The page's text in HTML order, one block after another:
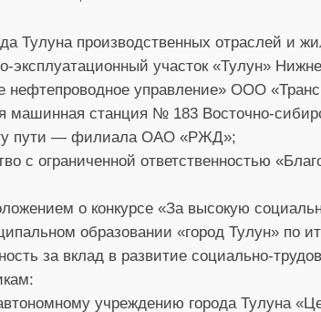
Тулуна производственных отраслей и
эксплуатационный участок «Тулун»
нефтепроводное управление» ООО
машинная станция № 183 Восточно-
пути — филиала ОАО «РЖД»;
с ограниченной ответственностью
о конкурсе «За высокую
образовании «город Тулун» по
за вклад в развитие социально-
учреждению города Тулуна